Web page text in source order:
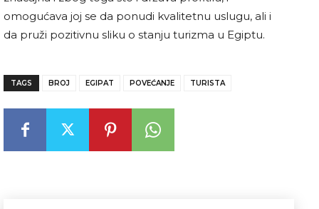
omogućava joj se da ponudi kvalitetnu uslugu, ali i
da pruži pozitivnu sliku o stanju turizma u Egiptu.
TAGS BROJ EGIPAT POVEĆANJE TURISTA